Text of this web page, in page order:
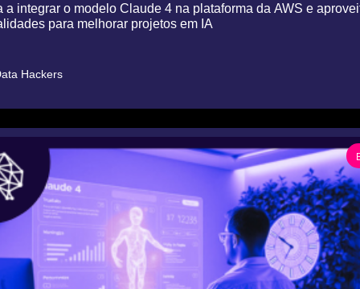
a integrar o modelo Claude 4 na plataforma da AWS e
para melhorar projetos em IA
Hackers